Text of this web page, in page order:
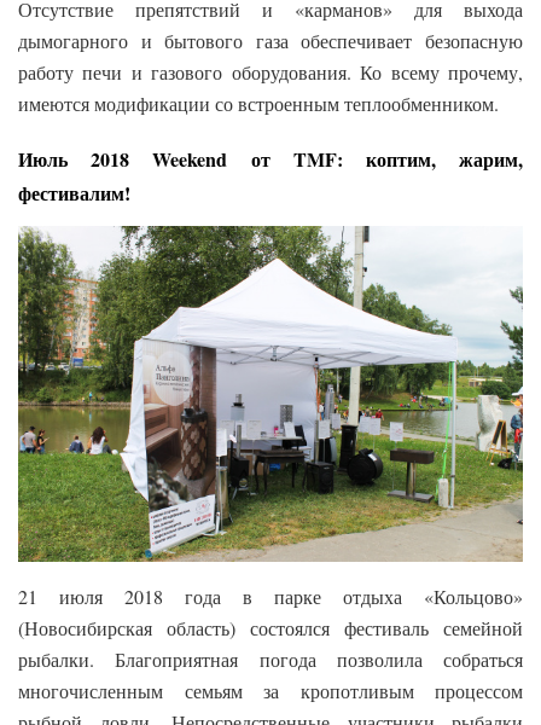
Отсутствие препятствий и «карманов» для выхода
дымогарного и бытового газа обеспечивает безопасную
работу печи и газового оборудования.Ко всему прочему,
имеются модификации со встроенным теплообменником.
Июль 2018 Weekend от TMF: коптим, жарим,
фестивалим!
21 июля 2018 года в парке отдыха «Кольцово»
(Новосибирская область) состоялся фестиваль семейной
рыбалки. Благоприятная погода позволила собраться
многочисленным семьям за кропотливым процессом